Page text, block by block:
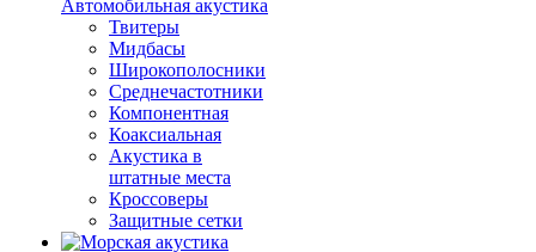
Автомобильная акустика
Твитеры
Мидбасы
Широкополосники
Среднечастотники
Компонентная
Коаксиальная
Акустика в
штатные места
Кроссоверы
Защитные сетки